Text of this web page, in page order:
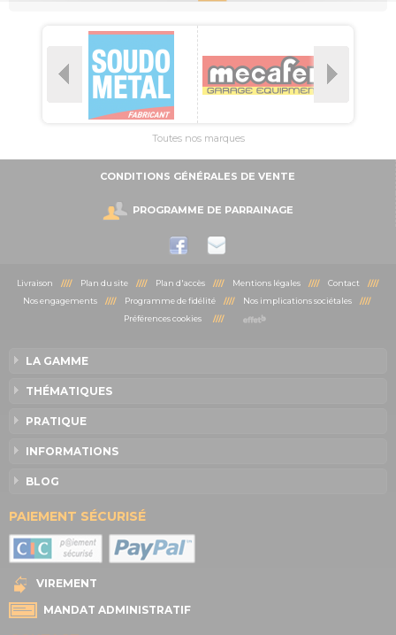
Toutes nos marques
CONDITIONS GÉNÉRALES DE VENTE
PROGRAMME DE PARRAINAGE
Livraison //// Plan du site //// Plan d'accès //// Mentions légales //// Contact ////
Nos engagements//// Programme de fidélité//// Nos implications sociétales////
Préférences cookies
////
LA GAMME
THÉMATIQUES
PRATIQUE
INFORMATIONS
BLOG
PAIEMENT SÉCURISÉ
VIREMENT
MANDAT ADMINISTRATIF